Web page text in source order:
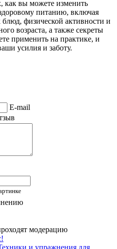
как вы можете изменить
питанию, включая
физической активности и
возраста, а также секреты
применить на практике, и
усилия и заботу.
E-mail
модерацию
и упражнения для